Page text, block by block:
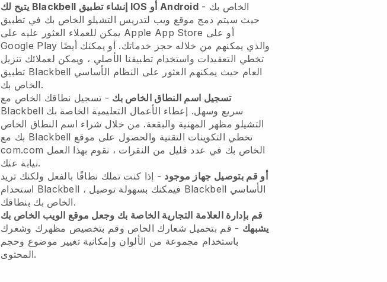
يتيح لك Blackbell إنشاء تطبيق IOS أو Android
حيث سيتم دمج موقع ويب لتدريس التشيلو الخاص بك في تطبيق
يمكن للعملاء العثور عليه على Apple App Store أو على
Google Play والذي يمكنهم من خلاله حجز خدماتك. أو يمكنك أيضًا
تخطي التعقيدات واستخدام تطبيقنا الأصلي ، ويمكن لعملائك تنزيل
تطبيق Blackbell العام حيث يمكنهم العثور على النظام الأساسي
الخاص بك.
تسجيل اسم النطاق الخاص بك - تسجيل نطاقك الخاص مع
Blackbell سريع وسهل. إعطاء الأعمال التعليمية الخاصة بك
التشيلو مظهر المهنية والبقعة. من خلال شراء اسم النطاق الخاص
بك مع Blackbell تخطي التكوينات التقنية والحصول على موقع
com.com الخاص بك في عدد قليل من النقرات ، نقوم بهذا العمل
نيابة عنك.
أو قم بتوصيل جهاز موجود - إذا كنت تملك نطاقًا بالفعل ولكنك تريد
استخدام Blackbell ، فيمكنك بسهولة توصيل Blackbell الأساسي
الخاص بك بنطاقك.
قم بإدارة العلامة التجارية الخاصة بك وجعل موقع الويب الخاص بك
يشبهك - قم بتحميل شعارك الخاص وقم بتخصيص مظهرك وشعرك
باستخدام مجموعة من الألوان وإمكانية تغيير موضوع وحجم
المحتوى.